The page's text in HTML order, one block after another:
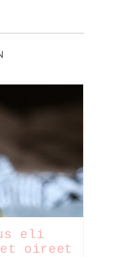
eli
oireet